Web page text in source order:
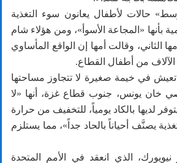
حالات لأطفال يعانون سوء التغذية
بأنها «المجاعة الأسوأ»، ومن هؤلاء شام
الثاني، وقالت أمها إن الواقع المأساوي
الآلاف من أطفال القطاع.
في خيمة صغيرة لا تتجاوز مساحتها
خان يونس، جنوب قطاع غزة، أنها «لا
لديها بالكاد يومياً، للتخفيف من حرارة
يصنَّف أحياناً بالحاد جداً»، مما يستلزم
الذي انعقد في الأمم المتحدة